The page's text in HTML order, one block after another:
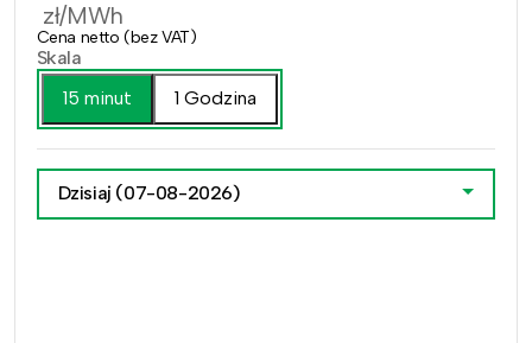
zł/MWh
Cena netto (bez VAT)
Skala
15 minut
1 Godzina
Dzisiaj (07-08-2026)